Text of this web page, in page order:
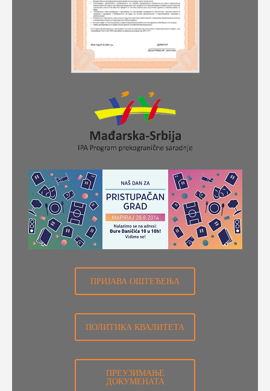
ПРИЈАВА ОШТЕЋЕЊА
ПОЛИТИКА КВАЛИТЕТА
ПРЕУЗИМАЊЕ
ДОКУМЕНАТА